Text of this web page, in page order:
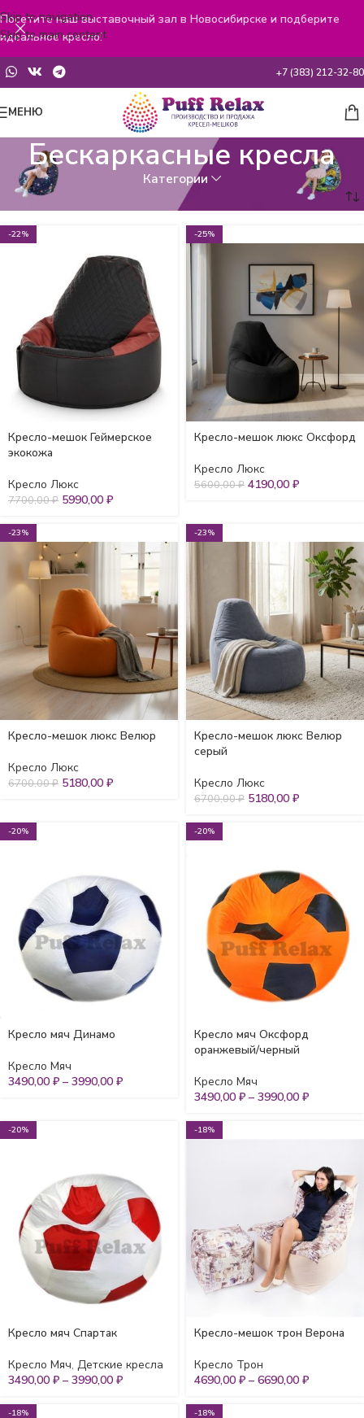
Skip to navigation
Skip to main content
Посетите наш выставочный зал в Новосибирске и подберите
идеальное кресло!
+7 (383) 212-32-80
МЕНЮ
Бескаркасные кресла
Категории
Главная Бескаркасные кресла
-22%
Кресло-мешок Геймерское
экокожа
Кресло Люкс
7700,00₽ 5990,00 ₽
-25%
Кресло-мешок люкс Оксфорд
Кресло Люкс
5600,00₽ 4190,00 ₽
-23%
Кресло-мешок люкс Велюр
Кресло Люкс
6700,00₽ 5180,00 ₽
-23%
Кресло-мешок люкс Велюр
серый
Кресло Люкс
6700,00₽ 5180,00 ₽
-20%
Кресло мяч Динамо
Кресло Мяч
3490,00 ₽ – 3990,00 ₽
-20%
Кресло мяч Оксфорд
оранжевый/черный
Кресло Мяч
3490,00 ₽ – 3990,00 ₽
-20%
Кресло мяч Спартак
Кресло Мяч, Детские кресла
3490,00 ₽ – 3990,00 ₽
-18%
Кресло-мешок трон Верона
Кресло Трон
4690,00 ₽ – 6690,00 ₽
-18% -18%